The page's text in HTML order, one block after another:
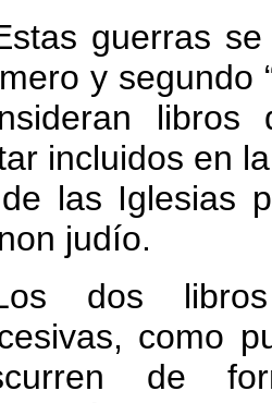
guerras
y segundo
libros
incluidos en
las Iglesias
judío.
dos
como
de